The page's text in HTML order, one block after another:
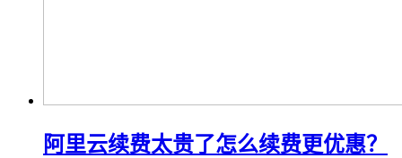
阿里云续费太贵了怎么续费更优惠？